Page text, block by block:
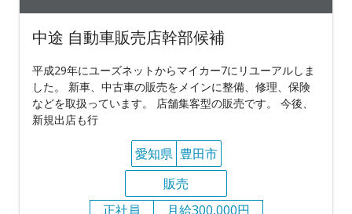
中途 自動車販売店幹部候補
平成29年にユーズネットからマイカー7にリユーアルしま
した。 新車、中古車の販売をメインに整備、修理、保険
などを取扱っています。 店舗集客型の販売です。 今後、
新規出店も行
愛知県 豊田市
販売
正社員
月給300,000円